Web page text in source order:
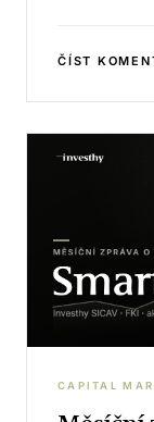
ČÍST
CAPITAL